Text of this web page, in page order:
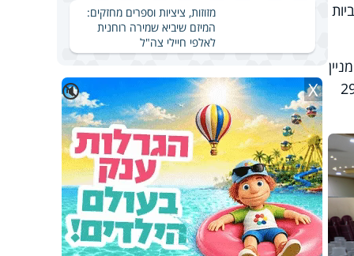
החיוביות
בכך, עלה מניין
במצב בינוני ומצבם של 24 קל. עד כה, 295
מזוזות, ציציות וספרים מחזקים:
המיזם שיביא שמירה רוחנית
לאלפי חיילי צה"ל
🔇 X